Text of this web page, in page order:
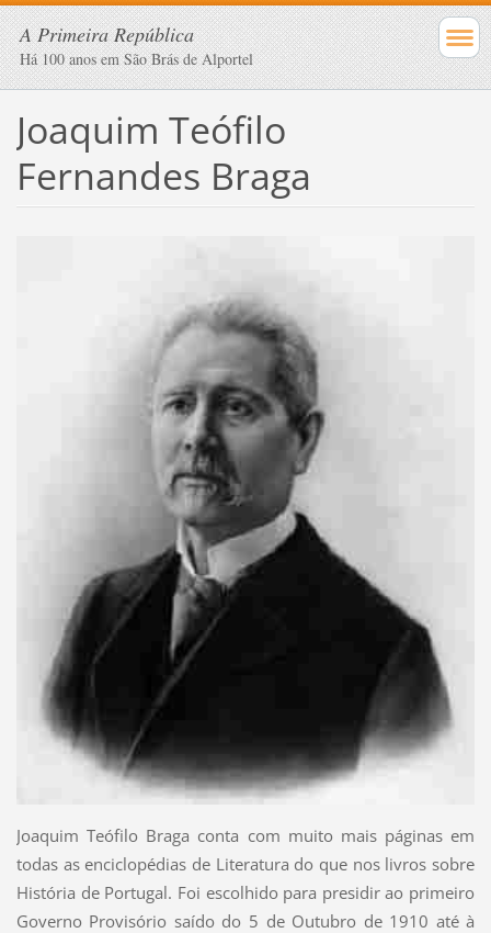
A Primeira República
Há 100 anos em São Brás de Alportel
Joaquim Teófilo
Fernandes Braga
Joaquim Teófilo Braga conta com muito mais páginas em
todas as enciclopédias de Literatura do que nos livros sobre
História de Portugal. Foi escolhido para presidir ao primeiro
Governo Provisório saído do 5 de Outubro de 1910 até à